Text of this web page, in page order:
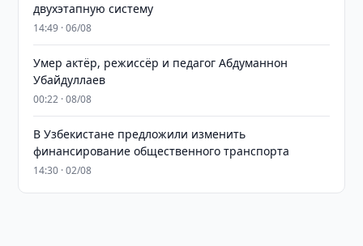
двухэтапную систему
14:49 · 06/08
Умер актёр, режиссёр и педагог Абдуманнон
Убайдуллаев
00:22 · 08/08
В Узбекистане предложили изменить
финансирование общественного транспорта
14:30 · 02/08